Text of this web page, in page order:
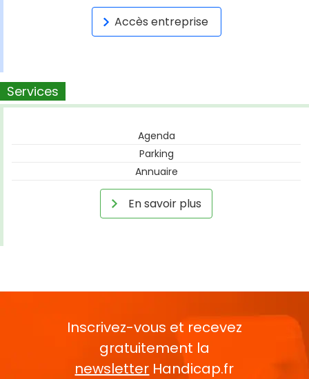
Accès entreprise
Services
Agenda
Parking
Annuaire
En savoir plus
Inscrivez-vous et recevez
gratuitement la
newsletter Handicap.fr